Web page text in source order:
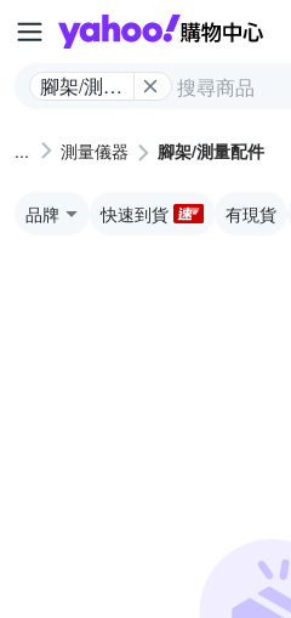
腳架/測量
測量儀器 腳架/測量配件
品牌 快速到貨 有現貨